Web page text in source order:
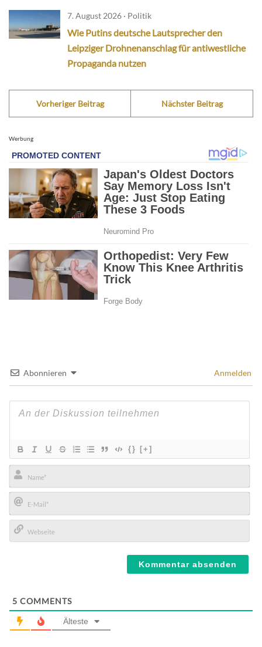
7. August 2026 · Politik
Wie Putins deutsche Lautsprecher den
Leipziger Drohnenanschlag für antiwestliche
Propaganda nutzen
Vorheriger Beitrag Nächster Beitrag
Werbung
Abonnieren Anmelden
{} [+]
Name*
E-
Mail*
5 COMMENTS
Älteste